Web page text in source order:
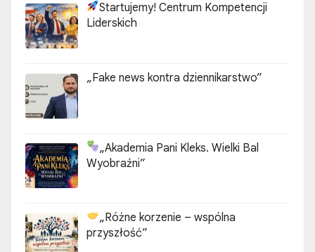
Startujemy! Centrum Kompetencji
Liderskich
„Fake news kontra dziennikarstwo”
„Akademia Pani Kleks. Wielki Bal
Wyobraźni”
„Różne korzenie – wspólna
przyszłość”